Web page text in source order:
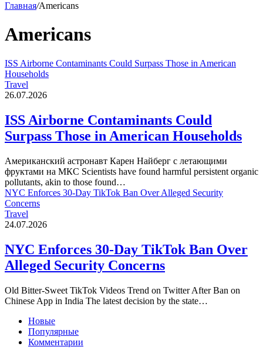
Главная/Americans
Americans
ISS Airborne Contaminants Could Surpass Those in American
Households
Travel
26.07.2026
ISS Airborne Contaminants Could
Surpass Those in American Households
Американский астронавт Карен Найберг с летающими
фруктами на МКС Scientists have found harmful persistent organic
pollutants, akin to those found…
NYC Enforces 30-Day TikTok Ban Over Alleged Security
Concerns
Travel
24.07.2026
NYC Enforces 30-Day TikTok Ban Over
Alleged Security Concerns
Old Bitter-Sweet TikTok Videos Trend on Twitter After Ban on
Chinese App in India The latest decision by the state…
Новые
Популярные
Комментарии